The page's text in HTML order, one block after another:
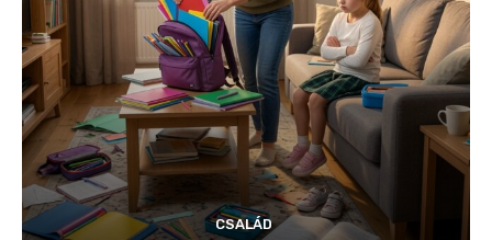
CSALÁD